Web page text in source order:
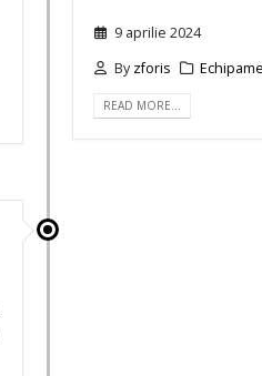
9 aprilie 2024
Byzforis
READ MORE…